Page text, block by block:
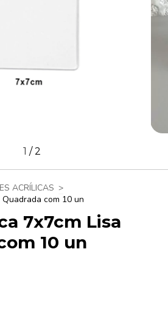
1 /2
ACRÍLICAS >
com 10 un
7x7cm Lisa
10 un